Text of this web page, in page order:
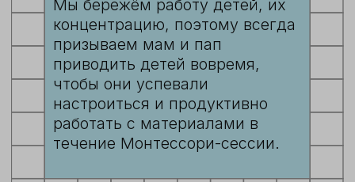
подать заявку на
поступление